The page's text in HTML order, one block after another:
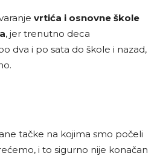
vrtića i osnovne škole
, jer trenutno deca
dva i po sata do škole i nazad,
tačke na kojima smo počeli
i to sigurno nije konačan